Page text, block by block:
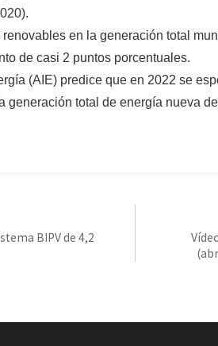
en la generación total
de casi 2 puntos porcentuales.
(AIE) predice que en 2022 se
generación total de energía nueva
BIPV de 4,2